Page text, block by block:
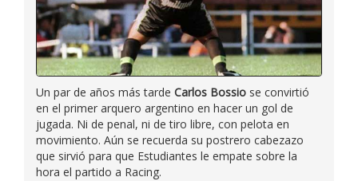
Un par de años más tarde Carlos Bossio se convirtió
en el primer arquero argentino en hacer un gol de
jugada. Ni de penal, ni de tiro libre, con pelota en
movimiento. Aún se recuerda su postrero cabezazo
que sirvió para que Estudiantes le empate sobre la
hora el partido a Racing.